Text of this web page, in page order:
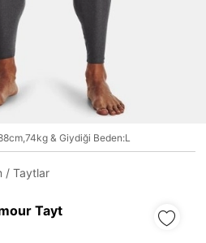
Devam Et
& Giydiği Beden:L
/ Taytlar
Tayt
Hızlı sipariş takibi.
iade ve değişim.